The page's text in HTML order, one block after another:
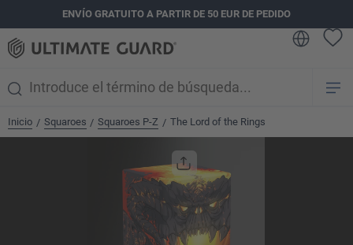
principalENVÍO GRATUITO A PARTIR DE 50 EUR DE PEDIDO
Inicio / Squaroes / Squaroes P-Z / The Lord of the Rings